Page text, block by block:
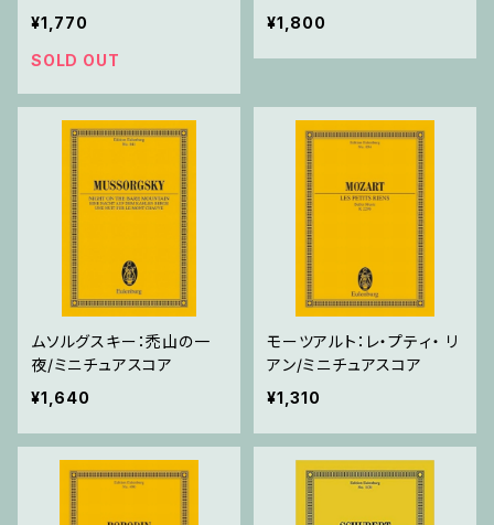
ア
¥1,770
SOLD OUT
¥1,800
ムソルグスキー：禿山の一
夜/ミニチュアスコア
¥1,640
モーツアルト：レ・プティ・ リ
アン/ミニチュアスコア
¥1,310